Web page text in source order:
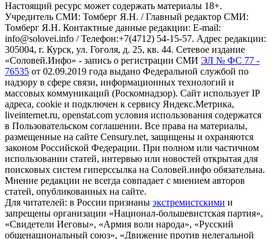
Настоящий ресурс может содержать материалы 18+.
Учредитель СМИ: Томберг Я.Н. / Главный редактор СМИ:
Томберг Я.Н. Контактные данные редакции: E-mail:
info@solovei.info / Телефон:+7(4712) 54-15-57. Адрес редакции:
305004, г. Курск, ул. Гоголя, д. 25, кв. 44. Сетевое издание
«Соловей.Инфо» - запись о регистрации СМИ ЭЛ № ФС 77 -
76535 от 02.09.2019 года выдано Федеральной службой по
надзору в сфере связи, информационных технологий и
массовых коммуникаций (Роскомнадзор). Сайт использует IP
адреса, cookie и подключен к сервису Яндекс.Метрика,
liveinternet.ru, openstat.com условия использования содержатся
в Пользовательском соглашении. Все права на материалы,
размещенные на сайте Censury.net, защищены и охраняются
законом Российской Федерации. При полном или частичном
использовании статей, интервью или новостей открытая для
поисковых систем гиперссылка на Соловей.инфо обязательна.
Мнение редакции не всегда совпадает с мнением авторов
статей, опубликованных на сайте.
Для читателей: в России признаны экстремистскими и
запрещены организации «Национал-большевистская партия»,
«Свидетели Иеговы», «Армия воли народа», «Русский
общенациональный союз», «Движение против нелегальной